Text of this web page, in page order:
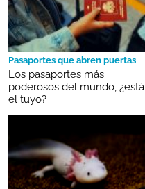
Pasaportes que abren puertas
Los pasaportes más
poderosos del mundo, ¿está
el tuyo?